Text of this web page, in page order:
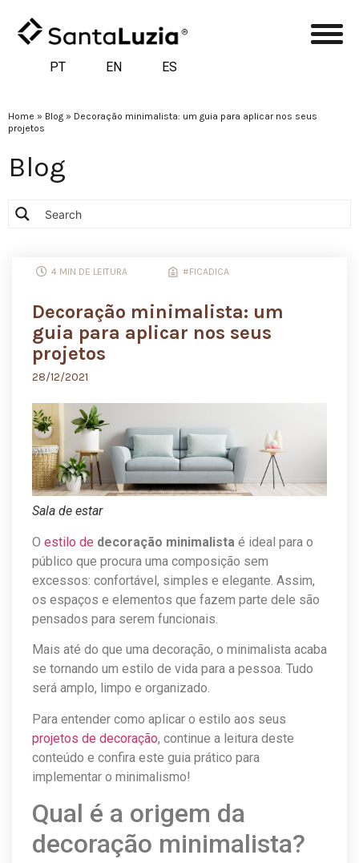
PT EN ES
Home » Blog » Decoração minimalista: um guia para aplicar nos seus
projetos
Blog
4 MIN DE LEITURA #FICADICA
Decoração minimalista: um
guia para aplicar nos seus
projetos
28/12/2021
Sala de estar
O estilo de decoração minimalista é ideal para o
público que procura uma composição sem
excessos: confortável, simples e elegante. Assim,
os espaços e elementos que fazem parte dele são
pensados para serem funcionais.
Mais até do que uma decoração, o minimalista acaba
se tornando um estilo de vida para a pessoa. Tudo
será amplo, limpo e organizado.
Para entender como aplicar o estilo aos seus
projetos de decoração, continue a leitura deste
conteúdo e confira este guia prático para
implementar o minimalismo!
Qual é a origem da
decoração minimalista?